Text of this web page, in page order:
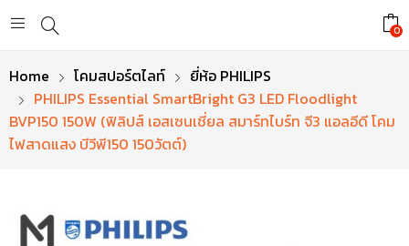
0
Home โคมสปอร์ตไลท์
ยี่ห้อ PHILIPS
PHILIPS Essential SmartBright G3 LED Floodlight
BVP150 150W (ฟิลิปส์ เอสเซนเชี่ยล สมาร์ทไบร์ท จี3 แอลอีดี โคม
ไฟสาดแสง บีวีพี150 150วัตต์)